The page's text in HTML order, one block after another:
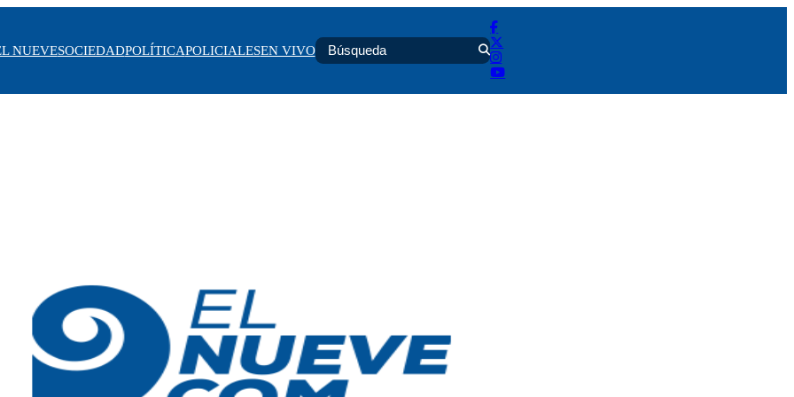
NUEVESOCIEDADPOLÍTICAPOLICIALESEN VIVO